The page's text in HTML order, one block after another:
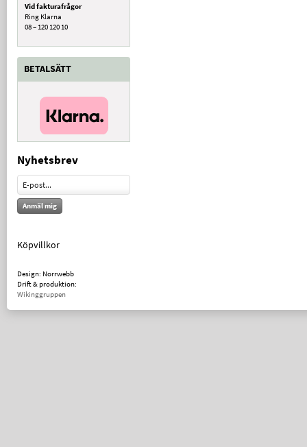
Vid fakturafrågor
Ring Klarna
08 – 120 120 10
BETALSÄTT
Nyhetsbrev
Anmäl mig
Köpvillkor
Design: Norrwebb
Drift & produktion:
Wikinggruppen